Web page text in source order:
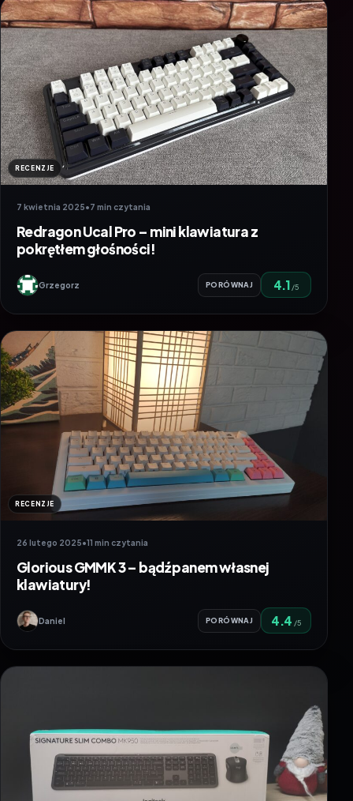
RECENZJE
7 kwietnia 2025•7 min czytania
Redragon Ucal Pro – mini klawiatura z
pokrętłem głośności!
Grzegorz PORÓWNAJ 4.1 /5
RECENZJE
26 lutego 2025•11 min czytania
Glorious GMMK 3 – bądź panem własnej
klawiatury!
Daniel PORÓWNAJ 4.4 /5